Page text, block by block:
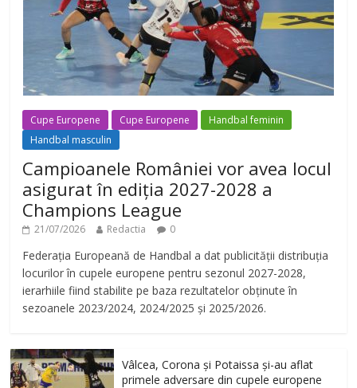
Cupe Europene Cupe Europene
Handbal feminin
Handbal masculin
Campioanele României vor avea locul
asigurat în ediția 2027-2028 a
Champions League
21/07/2026 Redactia 0
Federația Europeană de Handbal a dat publicității distribuția
locurilor în cupele europene pentru sezonul 2027-2028,
ierarhiile fiind stabilite pe baza rezultatelor obținute în
sezoanele 2023/2024, 2024/2025 și 2025/2026.
Vâlcea, Corona și Potaissa și-au aflat
primele adversare din cupele europene